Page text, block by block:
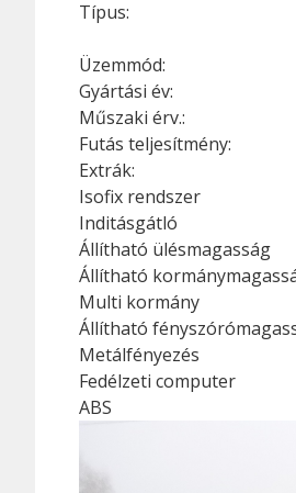
Típus:
Üzemmód:
Gyártási év:
Műszaki érv.:
Futás teljesítmény:
Extrák:
Isofix rendszer
Inditásgátló
Állítható ülésmagasság
Állítható
Multi kormány
Állítható
Metálfényezés
Fedélzeti computer
ABS